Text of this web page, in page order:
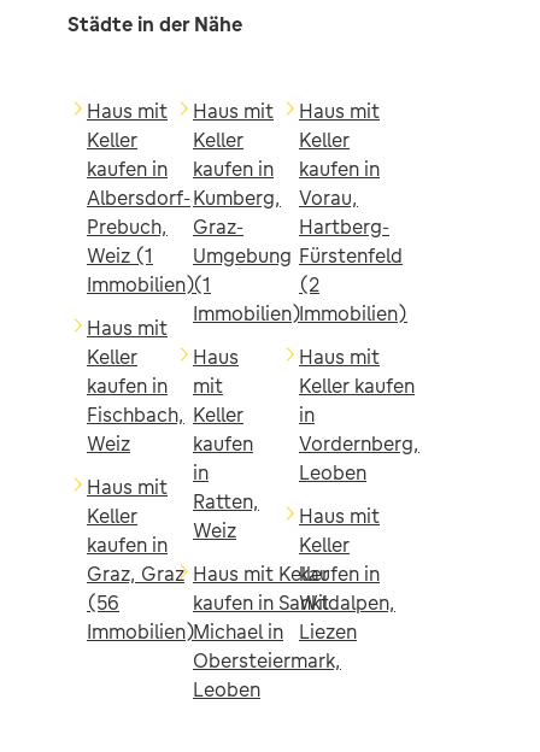
Städte in der Nähe
Haus mit
Keller
kaufen in
Albersdorf-
Prebuch,
Weiz (1
Immobilien)
Haus mit
Keller
kaufen in
Fischbach,
Weiz
Haus mit
Keller
kaufen in
Graz, Graz
(56
Immobilien)
Haus mit
Keller
kaufen in
Kumberg,
Graz-
Umgebung
(1
Immobilien)
Haus
mit
Keller
kaufen
in
Ratten,
Weiz
Haus mit Keller
kaufen in Sankt
Michael in
Obersteiermark,
Leoben
Haus mit
Keller
kaufen in
Vorau,
Hartberg-
Fürstenfeld
(2
Immobilien)
Haus mit
Keller kaufen
in
Vordernberg,
Leoben
Haus mit
Keller
kaufen in
Wildalpen,
Liezen